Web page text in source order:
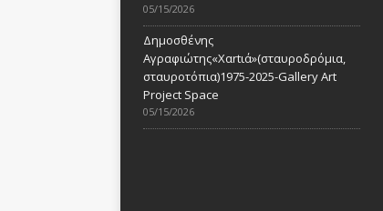
05/15/2026
Δημοσθένης
Αγραφιώτης«Xαrtιά»(σταυροδρόμια,
σταυροτόπια)1975-2025-Gallery Art
Project Space
05/15/2026